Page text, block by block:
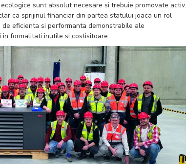
sunt absolut necesare si trebuie promovate activ.
ca sprijinul financiar din partea statului joaca un rol
eficienta si performanta demonstrabile ale
formalitati inutile si costisitoare.